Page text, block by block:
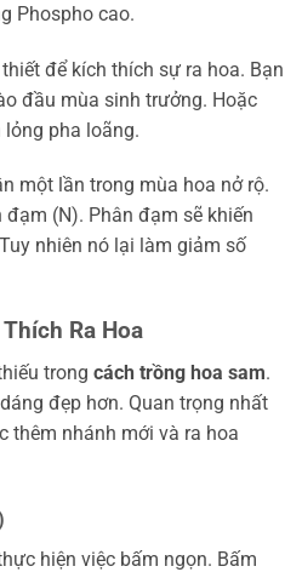
Phospho cao.
để kích thích sự ra hoa. Bạn
đầu mùa sinh trưởng. Hoặc
lỏng pha loãng.
một lần trong mùa hoa nở rộ.
(N). Phân đạm sẽ khiến
nhiên nó lại làm giảm số
Ra Hoa
trong cách trồng hoa sam.
đẹp hơn. Quan trọng nhất
thêm nhánh mới và ra hoa
hiện việc bấm ngọn. Bấm